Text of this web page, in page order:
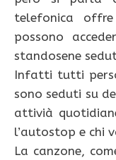
telefonica
possono
standosene
Infatti tutti
sono seduti su
attivià
l’autostop e chi
La canzone,